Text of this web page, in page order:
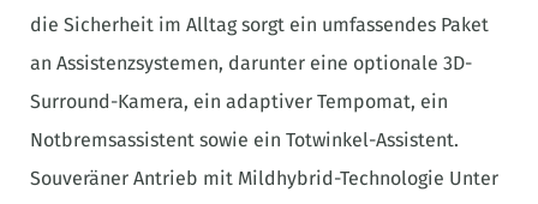
die Sicherheit im Alltag sorgt ein umfassendes Paket
an Assistenzsystemen, darunter eine optionale 3D-
Surround-Kamera, ein adaptiver Tempomat, ein
Notbremsassistent sowie ein Totwinkel-Assistent.
Souveräner Antrieb mit Mildhybrid-Technologie Unter